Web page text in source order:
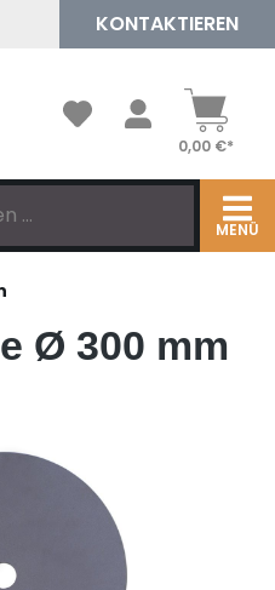
KONTAKTIEREN
MENÜ
0,00 €*
Ø 300 mm